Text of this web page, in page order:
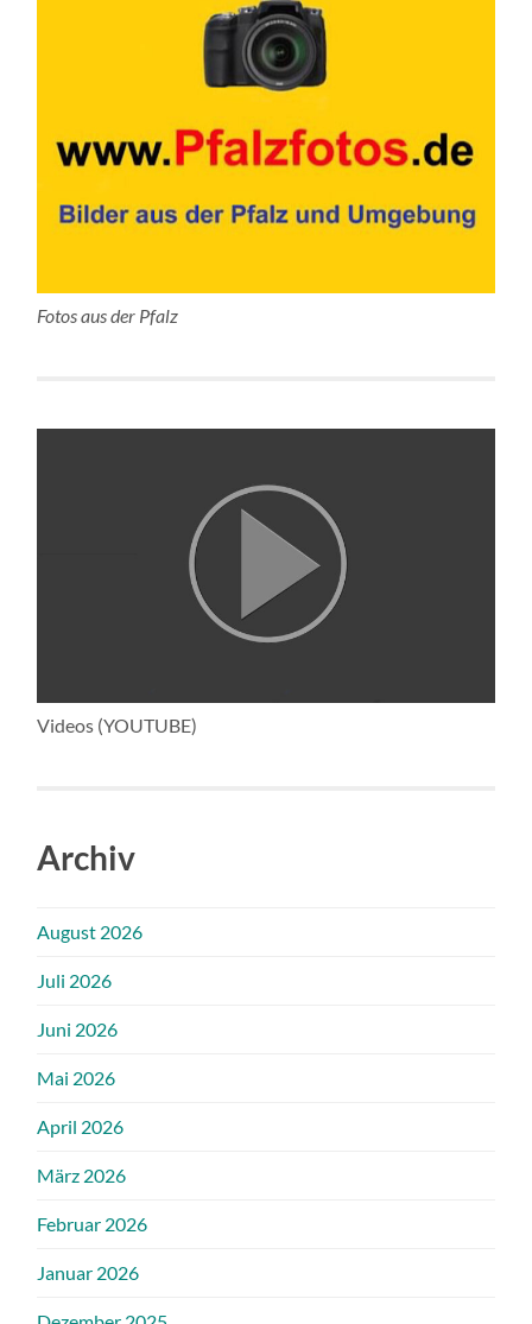
Fotos aus der Pfalz
Videos (YOUTUBE)
Archiv
August 2026
Juli 2026
Juni 2026
Mai 2026
April 2026
März 2026
Februar 2026
Januar 2026